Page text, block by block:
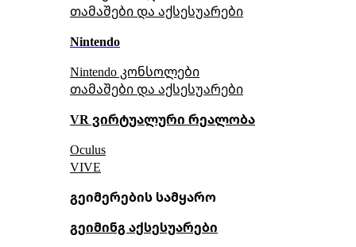
თამაშები და აქსესუარები
Nintendo
Nintendo კონსოლები
თამაშები და აქსესუარები
VR ვირტუალური რეალობა
Oculus
VIVE
გეიმერების სამყარო
გეიმინგ აქსესუარები